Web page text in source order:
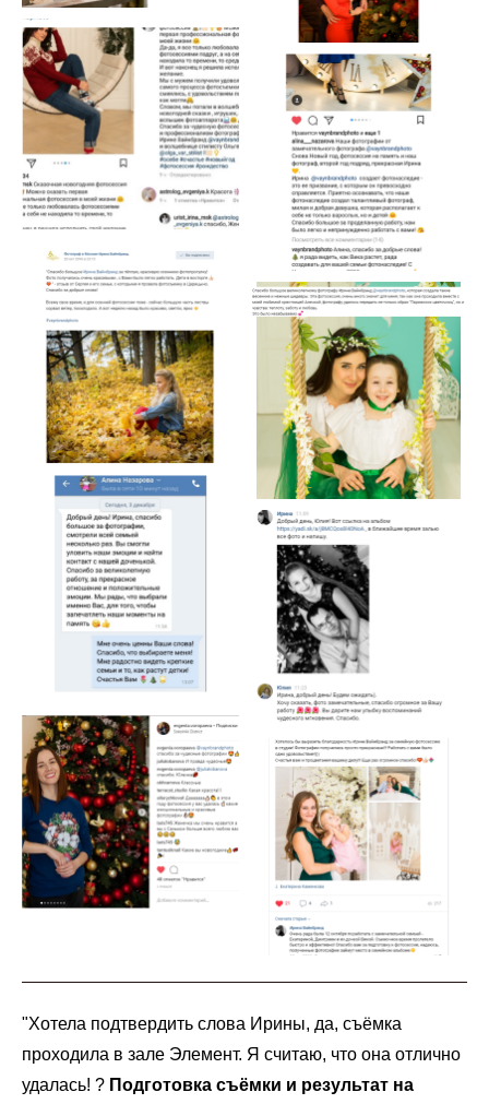
"Хотела подтвердить слова Ирины, да, съёмка
проходила в зале Элемент. Я считаю, что она отлично
удалась! ? Подготовка съёмки и результат на